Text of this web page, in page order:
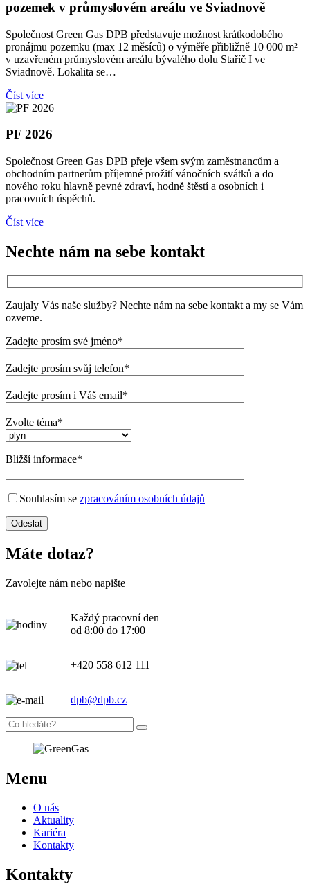
pozemek v průmyslovém areálu ve Sviadnově
Společnost Green Gas DPB představuje možnost krátkodobého
pronájmu pozemku (max 12 měsíců) o výměře přibližně 10 000 m²
v uzavřeném průmyslovém areálu bývalého dolu Staříč I ve
Sviadnově. Lokalita se…
Číst více
PF 2026
Společnost Green Gas DPB přeje všem svým zaměstnancům a
obchodním partnerům příjemné prožití vánočních svátků a do
nového roku hlavně pevné zdraví, hodně štěstí a osobních i
pracovních úspěchů.
Číst více
Nechte nám na sebe kontakt
Zaujaly Vás naše služby? Nechte nám na sebe kontakt a my se Vám
ozveme.
Zadejte prosím své jméno*
Zadejte prosím svůj telefon*
Zadejte prosím i Váš email*
Zvolte téma*
Bližší informace*
Souhlasím se zpracováním osobních údajů
Máte dotaz?
Zavolejte nám nebo napište
Každý pracovní den
od 8:00 do 17:00
+420 558 612 111
dpb@dpb.cz
Menu
O nás
Aktuality
Kariéra
Kontakty
Kontakty